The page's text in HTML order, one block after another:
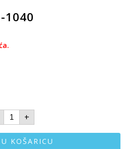
1040
+
KOŠARICU